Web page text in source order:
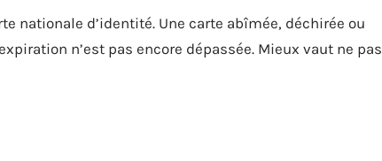
nationale d’identité. Une carte abîmée, déchirée ou
n’est pas encore dépassée. Mieux vaut ne pas